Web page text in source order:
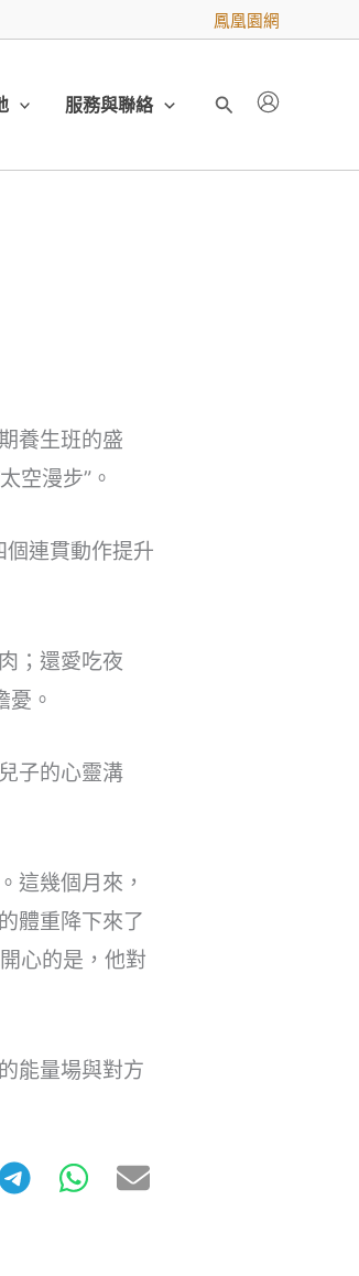
鳳凰園網
服務與聯絡
搜
養生班的盛
空漫步”。
個連貫動作提升
；還愛吃夜
。
子的心靈溝
這幾個月來，
體重降下來了
心的是，他對
能量場與對方